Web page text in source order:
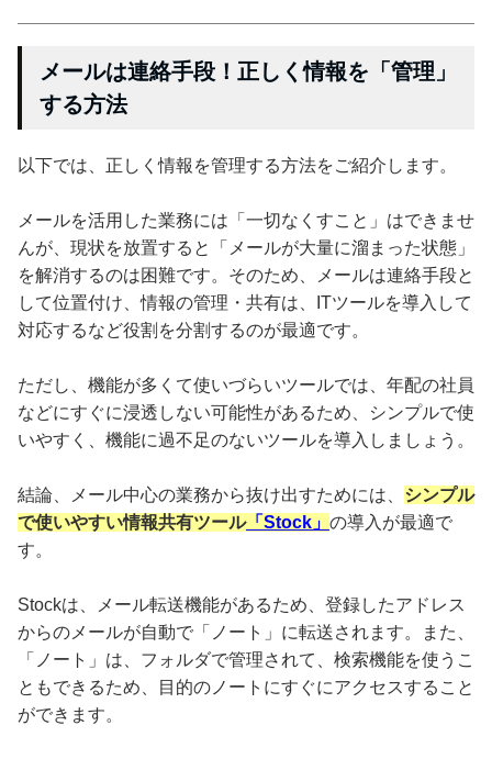
メールは連絡手段！正しく情報を「管理」
する方法
以下では、正しく情報を管理する方法をご紹介します。
メールを活用した業務には「一切なくすこと」はできませ
んが、現状を放置すると「メールが大量に溜まった状態」
を解消するのは困難です。そのため、メールは連絡手段と
して位置付け、情報の管理・共有は、ITツールを導入して
対応するなど役割を分割するのが最適です。
ただし、機能が多くて使いづらいツールでは、年配の社員
などにすぐに浸透しない可能性があるため、シンプルで使
いやすく、機能に過不足のないツールを導入しましょう。
結論、メール中心の業務から抜け出すためには、 シンプル
で使いやすい情報共有ツール「Stock」 の導入が最適で
す。
Stockは、メール転送機能があるため、登録したアドレス
からのメールが自動で「ノート」に転送されます。また、
「ノート」は、フォルダで管理されて、検索機能を使うこ
ともできるため、目的のノートにすぐにアクセスすること
ができます。